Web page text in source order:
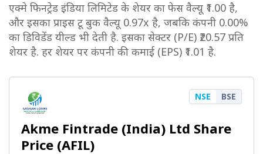
एक्मे फिनट्रेड इंडिया लिमिटेड के शेयर का फेस वैल्यू ₹1.00 है,
और इसका प्राइस टू बुक वैल्यू 0.97x है, जबकि कंपनी 0.00%
का डिविडेंड यील्ड भी देती है. इसका सेक्टर (P/E) ₹20.57 प्रति
शेयर है. हर शेयर पर कंपनी की कमाई (EPS) ₹1.01 है.
Akme Fintrade (India) Ltd Share
Price (AFIL)
NSE BSE